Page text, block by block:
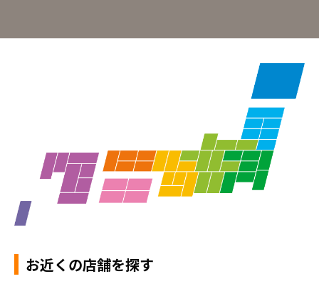
お近くの店舗を探す